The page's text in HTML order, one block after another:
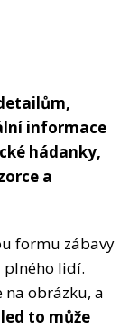
informace
hádanky,
a
formu zábavy
plného lidí.
obrázku, a
to může